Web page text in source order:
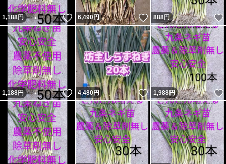
1,188円 いいね！
6,490円 いいね！
888円
1,188円 いいね！
4,480円 いいね！
1,988円